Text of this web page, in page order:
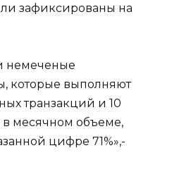
зафиксированы на
немеченые
которые выполняют
транзакций и 10
месячном объеме,
цифре 71%»,-